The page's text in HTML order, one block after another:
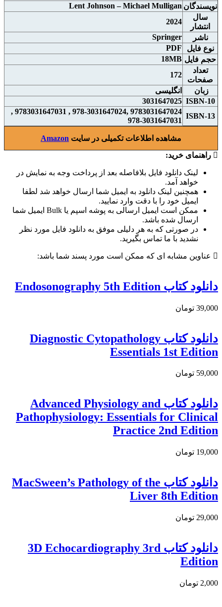
نويسندگان Lent Johnson – Michael Mulligan
سال
انتشار
2024
ناشر
Springer
نوع فايل
PDF
حجم فايل 18MB
تعداد
صفحات
172
زبان
انگلیسی
ISBN-10
3031647025
ISBN-13
9783031647024 ,978-3031647024 , 9783031647031 ,
978-3031647031
مشاهده اطلاعات تکمیلی در سایت Amazon
راهنمای خرید:
لینک دانلود فایل بلافاصله بعد از پرداخت وجه به نمایش در
خواهد آمد.
همچنین لینک دانلود به ایمیل شما ارسال خواهد شد لطفا
ایمیل خود را با دقت وارد نمایید.
ممکن است ایمیل ارسالی به پوشه اسپم یا Bulk ایمیل شما
ارسال شده باشد.
در صورتی که به هر دلیلی موفق به دانلود فایل مورد نظر
نشدید با ما تماس بگیرید.
عناوین مشابه ای که ممکن است مورد پسند شما باشد:
دانلود كتاب Endosonography 5th Edition
39,000 تومان
دانلود كتاب Diagnostic Cytopathology
Essentials 1st Edition
59,000 تومان
دانلود كتاب Advanced Physiology and
Pathophysiology: Essentials for Clinical
Practice 2nd Edition
19,000 تومان
دانلود كتاب MacSween’s Pathology of the
Liver 8th Edition
29,000 تومان
دانلود کتاب 3D Echocardiography 3rd
Edition
2,000 تومان